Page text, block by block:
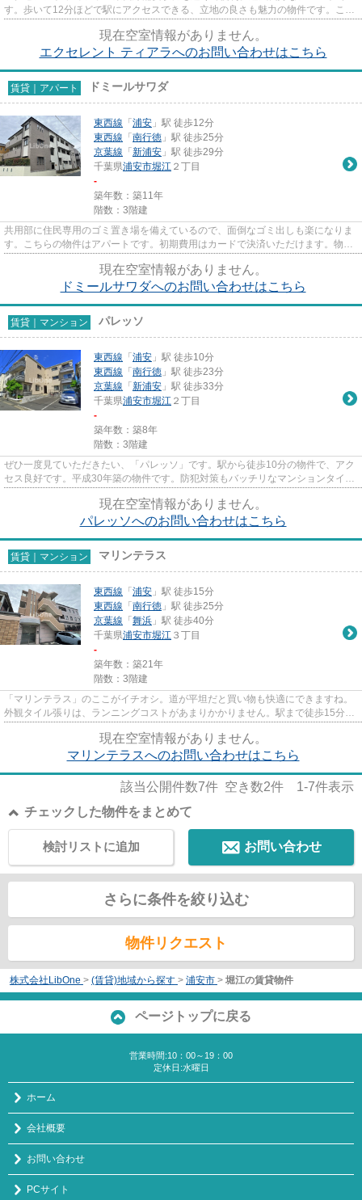
す。歩いて12分ほどで駅にアクセスできる、立地の良さも魅力の物件です。こち
現在空室情報がありません。
エクセレント ティアラへのお問い合わせはこちら
賃貸｜アパート ドミールサワダ
東西線 「 浦安 」駅 徒歩12分
東西線 「 南行徳 」駅 徒歩25分
京葉線 「 新浦安 」駅 徒歩29分
千葉県浦安市堀江 ２丁目
-
築年数：築11年
階数：3階建
共用部に住民専用のゴミ置き場を備えているので、面倒なゴミ出しも楽になりま
す。こちらの物件はアパートです。初期費用はカードで決済いただけます。物件
現在空室情報がありません。
ドミールサワダへのお問い合わせはこちら
賃貸｜マンション パレッソ
東西線 「 浦安 」駅 徒歩10分
東西線 「 南行徳 」駅 徒歩23分
京葉線 「 新浦安 」駅 徒歩33分
千葉県浦安市堀江 ２丁目
-
築年数：築8年
階数：3階建
ぜひ一度見ていただきたい、「パレッソ」です。駅から徒歩10分の物件で、アク
セス良好です。平成30年築の物件です。防犯対策もバッチリなマンションタイプ
現在空室情報がありません。
パレッソへのお問い合わせはこちら
賃貸｜マンション マリンテラス
東西線 「 浦安 」駅 徒歩15分
東西線 「 南行徳 」駅 徒歩25分
京葉線 「 舞浜 」駅 徒歩40分
千葉県浦安市堀江 ３丁目
-
築年数：築21年
階数：3階建
「マリンテラス」のここがイチオシ。道が平坦だと買い物も快適にできますね。
外観タイル張りは、ランニングコストがあまりかかりません。駅まで徒歩15分の
現在空室情報がありません。
マリンテラスへのお問い合わせはこちら
該当公開件数7件 空き数2件 1-7件表示
チェックした物件をまとめて
お問い合わせ
検討リストに追加
さらに条件を絞り込む
物件リクエスト
株式会社LibOne > (賃貸)地域から探す > 浦安市 > 堀江の賃貸物件
ページトップに戻る
営業時間:10：00～19：00
定休日:水曜日
ホーム
会社概要
お問い合わせ
PCサイト